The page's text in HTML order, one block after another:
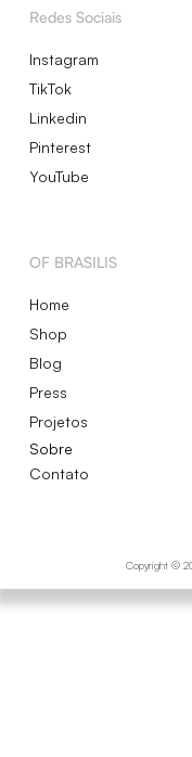
Redes Sociais
Instagram
TikTok
Linkedin
Pinterest
YouTube
OF BRASILIS
Home
Shop
Blog
Press
Projetos
Sobre
Contato
Copyright ©